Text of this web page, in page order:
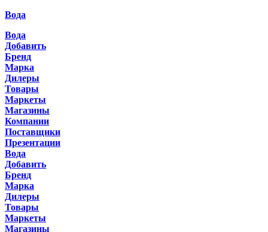
Вода
Вода
Добавить
Бренд
Марка
Дилеры
Товары
Маркеты
Магазины
Компании
Поставщики
Презентации
Вода
Добавить
Бренд
Марка
Дилеры
Товары
Маркеты
Магазины